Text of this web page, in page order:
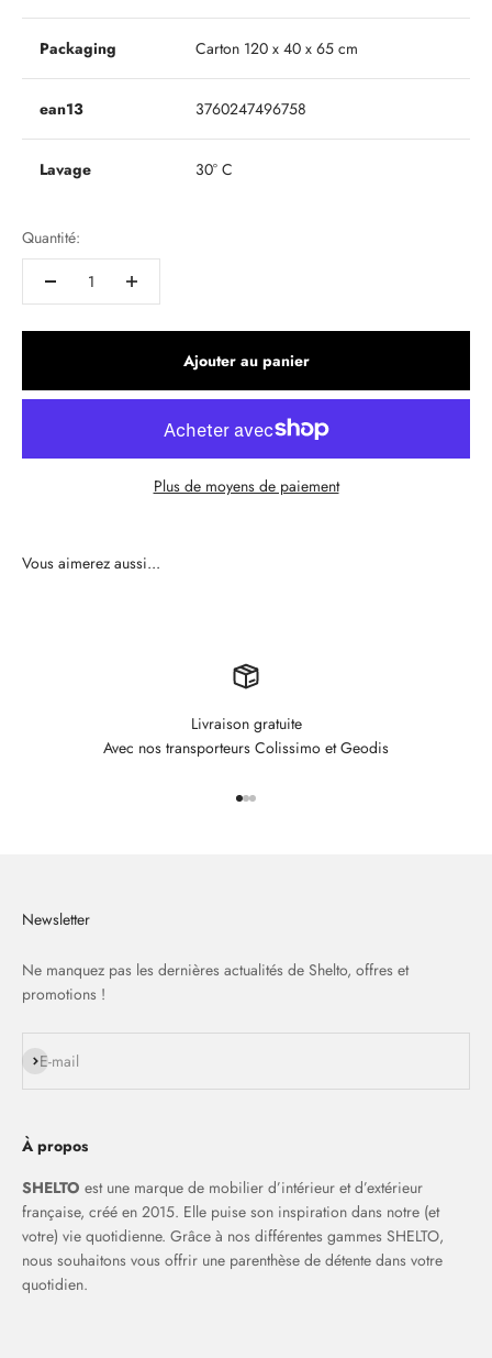
Packaging Carton 120 x 40 x 65 cm
ean13 3760247496758
Lavage 30° C
Quantité:
Ajouter au panier
Plus de moyens de paiement
Livraison gratuite
Avec nos transporteurs Colissimo et Geodis
Newsletter
Ne manquez pas les dernières actualités de Shelto, offres et
promotions !
E-mail
S'inscrire
À propos
SHELTO est une marque de mobilier d’intérieur et d’extérieur
française, créé en 2015. Elle puise son inspiration dans notre (et
votre) vie quotidienne. Grâce à nos différentes gammes SHELTO,
nous souhaitons vous offrir une parenthèse de détente dans votre
quotidien.